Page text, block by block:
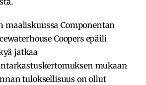
maaliskuussa Componentan
Coopers epäili
jatkaa
mukaan
tuloksellisuus on ollut